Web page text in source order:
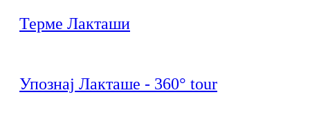
Терме Лакташи
Упознај Лакташе - 360° tour